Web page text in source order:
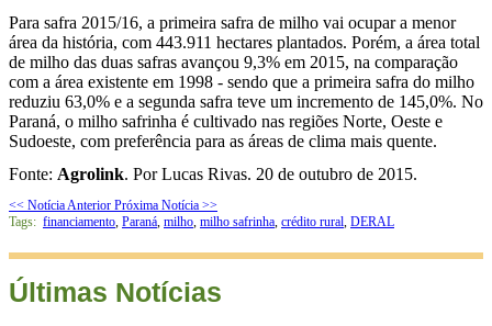
Para safra 2015/16, a primeira safra de milho vai ocupar a menor
área da história, com 443.911 hectares plantados. Porém, a área total
de milho das duas safras avançou 9,3% em 2015, na comparação
com a área existente em 1998 - sendo que a primeira safra do milho
reduziu 63,0% e a segunda safra teve um incremento de 145,0%. No
Paraná, o milho safrinha é cultivado nas regiões Norte, Oeste e
Sudoeste, com preferência para as áreas de clima mais quente.
Fonte: Agrolink. Por Lucas Rivas. 20 de outubro de 2015.
<< Notícia Anterior Próxima Notícia >>
Tags: financiamento, Paraná, milho, milho safrinha, crédito rural, DERAL
Últimas Notícias